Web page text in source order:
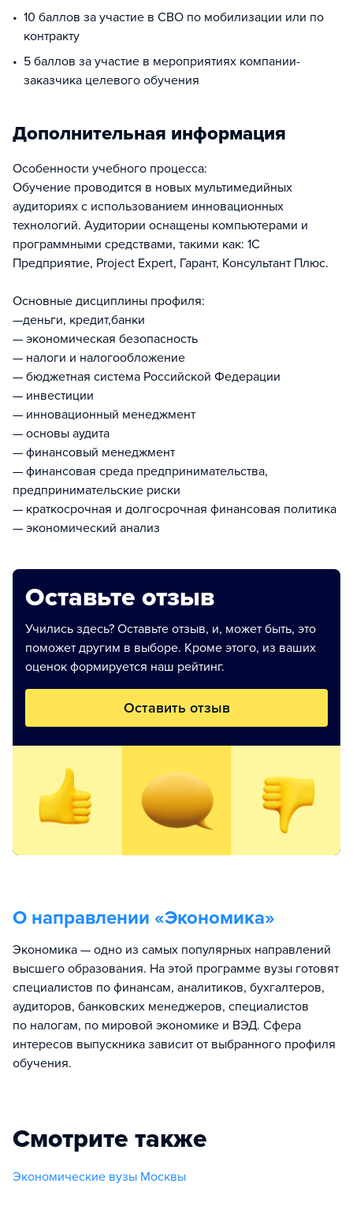
10 баллов за участие в СВО по мобилизации или по
контракту
5 баллов за участие в мероприятиях компании-
заказчика целевого обучения
Дополнительная информация
Особенности учебного процесса:
Обучение проводится в новых мультимедийных
аудиториях с использованием инновационных
технологий. Аудитории оснащены компьютерами и
программными средствами, такими как: 1С
Предприятие, Project Expert, Гарант, Консультант Плюс.
Основные дисциплины профиля:
—деньги, кредит,банки
— экономическая безопасность
— налоги и налогообложение
— бюджетная система Российской Федерации
— инвестиции
— инновационный менеджмент
— основы аудита
— финансовый менеджмент
— финансовая среда предпринимательства,
предпринимательские риски
— краткосрочная и долгосрочная финансовая политика
— экономический анализ
Оставьте отзыв
Учились здесь? Оставьте отзыв, и, может быть, это
поможет другим в выборе. Кроме этого, из ваших
оценок формируется наш рейтинг.
Оставить отзыв
О направлении «Экономика»
Экономика — одно из самых популярных направлений
высшего образования. На этой программе вузы готовят
специалистов по финансам, аналитиков, бухгалтеров,
аудиторов, банковских менеджеров, специалистов
по налогам, по мировой экономике и ВЭД. Сфера
интересов выпускника зависит от выбранного профиля
обучения.
Смотрите также
Экономические вузы Москвы